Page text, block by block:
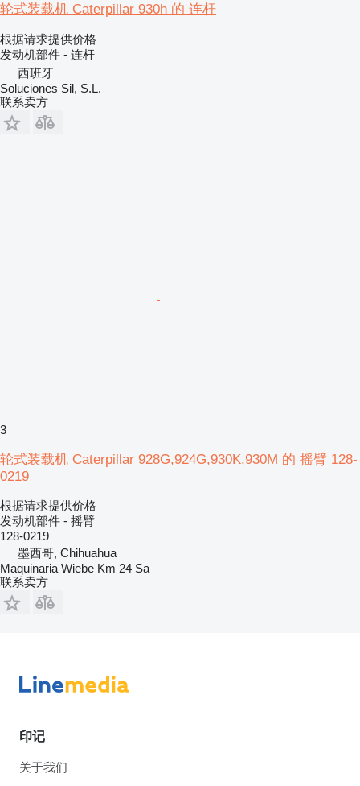
轮式装载机 Caterpillar 930h 的 连杆
根据请求提供价格
发动机部件 - 连杆
西班牙
Soluciones Sil, S.L.
联系卖方
3
轮式装载机 Caterpillar 928G,924G,930K,930M 的 摇臂 128-
0219
根据请求提供价格
发动机部件 - 摇臂
128-0219
墨西哥, Chihuahua
Maquinaria Wiebe Km 24 Sa
联系卖方
印记
关于我们